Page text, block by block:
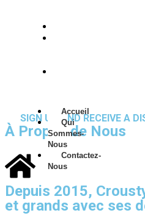
Accueil
Qui
Sommes-
Nous
Contactez-
Nous
SIGN UP AND RECEIVE A
À Propos de Nous
Depuis 2015,
et grands avec ses